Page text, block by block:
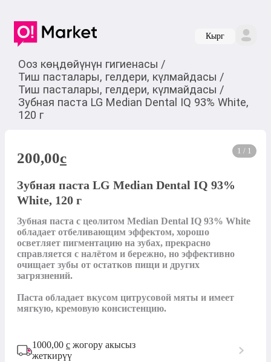
Кырг
Ооз көңдөйүнүн гигиенасы /
Тиш пасталары, гелдери, күлмайдасы /
Тиш пасталары, гелдери, күлмайдасы /
Зубная паста LG Median Dental IQ 93% White,
120 г
1 / 1
200,00c
Зубная паста LG Median Dental IQ 93%
White, 120 г
Зубная паста с цеолитом Median Dental IQ 93% White
обладает отбеливающим эффектом, хорошо
осветляет пигментацию на зубах, прекрасно
справляется с налётом и бережно, но эффективно
очищает зубы от остатков пищи и других
загрязнений.
Паста обладает вкусом цитрусовой мяты и имеет
мягкую, кремовую консистенцию.
1000,00 с жогору акысыз
жеткирүү